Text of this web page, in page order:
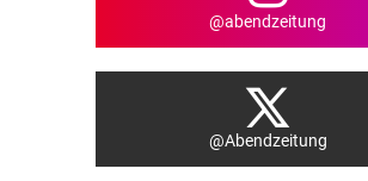
@abendzeitung
@Abendzeitung